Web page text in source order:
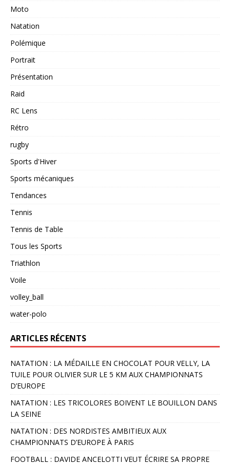
Moto
Natation
Polémique
Portrait
Présentation
Raid
RC Lens
Rétro
rugby
Sports d'Hiver
Sports mécaniques
Tendances
Tennis
Tennis de Table
Tous les Sports
Triathlon
Voile
volley_ball
water-polo
ARTICLES RÉCENTS
NATATION : LA MÉDAILLE EN CHOCOLAT POUR VELLY, LA
TUILE POUR OLIVIER SUR LE 5 KM AUX CHAMPIONNATS
D’EUROPE
NATATION : LES TRICOLORES BOIVENT LE BOUILLON DANS
LA SEINE
NATATION : DES NORDISTES AMBITIEUX AUX
CHAMPIONNATS D’EUROPE À PARIS
FOOTBALL : DAVIDE ANCELOTTI VEUT ÉCRIRE SA PROPRE